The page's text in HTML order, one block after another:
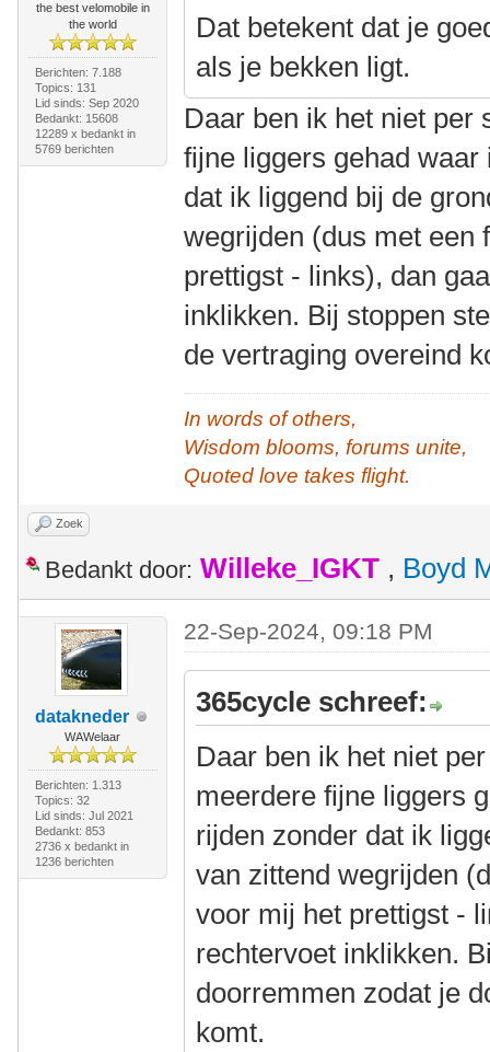
the best velomobile in
the world
Berichten: 7.188
Topics: 131
Lid sinds: Sep 2020
Bedankt: 15608
12289 x bedankt in
5769 berichten
Dat betekent dat je
als je bekken ligt.
Daar ben ik het niet per
fijne liggers gehad
dat ik liggend bij de
wegrijden (dus met een
prettigst - links), dan
inklikken. Bij stoppen
de vertraging overeind
In words of others,
Wisdom blooms, forums unite,
Quoted love takes flight.
Zoek
Bedankt door: Willeke_IGKT , Boyd
datakneder
WAWelaar
Berichten: 1.313
Topics: 32
Lid sinds: Jul 2021
Bedankt: 853
2736 x bedankt in
1236 berichten
22-Sep-2024, 09:18 PM
365cycle schreef:
Daar ben ik het niet
meerdere fijne liggers
rijden zonder dat ik
van zittend wegrijden
voor mij het prettigst -
rechtervoet inklikken.
doorremmen zodat je
komt.